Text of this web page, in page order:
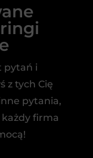
pytań i
z tych Cię
pytania,
firma